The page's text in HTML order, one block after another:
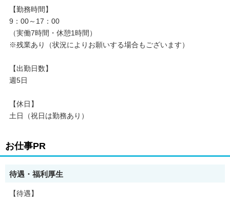
【勤務時間】
9：00～17：00
（実働7時間・休憩1時間）
※残業あり（状況によりお願いする場合もございます）
【出勤日数】
週5日
【休日】
土日（祝日は勤務あり）
お仕事PR
待遇・福利厚生
【待遇】